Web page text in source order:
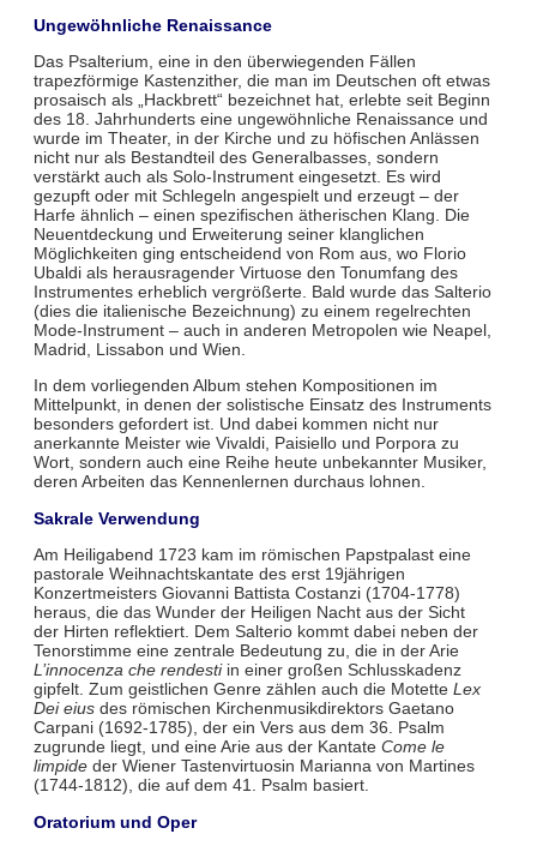
Ungewöhnliche Renaissance
Das Psalterium, eine in den überwiegenden Fällen
trapezförmige Kastenzither, die man im Deutschen oft etwas
prosaisch als „Hackbrett“ bezeichnet hat, erlebte seit Beginn
des 18. Jahrhunderts eine ungewöhnliche Renaissance und
wurde im Theater, in der Kirche und zu höfischen Anlässen
nicht nur als Bestandteil des Generalbasses, sondern
verstärkt auch als Solo-Instrument eingesetzt. Es wird
gezupft oder mit Schlegeln angespielt und erzeugt – der
Harfe ähnlich – einen spezifischen ätherischen Klang. Die
Neuentdeckung und Erweiterung seiner klanglichen
Möglichkeiten ging entscheidend von Rom aus, wo Florio
Ubaldi als herausragender Virtuose den Tonumfang des
Instrumentes erheblich vergrößerte. Bald wurde das Salterio
(dies die italienische Bezeichnung) zu einem regelrechten
Mode-Instrument – auch in anderen Metropolen wie Neapel,
Madrid, Lissabon und Wien.
In dem vorliegenden Album stehen Kompositionen im
Mittelpunkt, in denen der solistische Einsatz des Instruments
besonders gefordert ist. Und dabei kommen nicht nur
anerkannte Meister wie Vivaldi, Paisiello und Porpora zu
Wort, sondern auch eine Reihe heute unbekannter Musiker,
deren Arbeiten das Kennenlernen durchaus lohnen.
Sakrale Verwendung
Am Heiligabend 1723 kam im römischen Papstpalast eine
pastorale Weihnachtskantate des erst 19jährigen
Konzertmeisters Giovanni Battista Costanzi (1704-1778)
heraus, die das Wunder der Heiligen Nacht aus der Sicht
der Hirten reflektiert. Dem Salterio kommt dabei neben der
Tenorstimme eine zentrale Bedeutung zu, die in der Arie
L’innocenza che rendestiin einer großen Schlusskadenz
gipfelt. Zum geistlichen Genre zählen auch die Motette Lex
Dei eiusdes römischen Kirchenmusikdirektors Gaetano
Carpani (1692-1785), der ein Vers aus dem 36. Psalm
zugrunde liegt, und eine Arie aus der Kantate Come le
limpideder Wiener Tastenvirtuosin Marianna von Martines
(1744-1812), die auf dem 41. Psalm basiert.
Oratorium und Oper